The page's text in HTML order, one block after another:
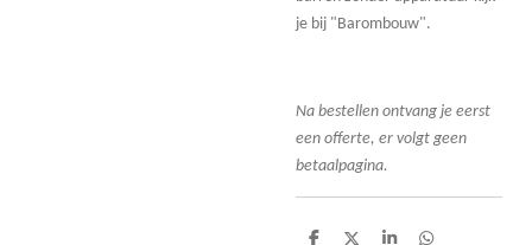
je bij "Barombouw".
Na bestellen ontvang je eerst
een offerte, er volgt geen
betaalpagina.